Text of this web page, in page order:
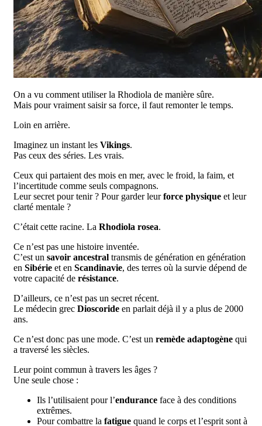
On a vu comment utiliser la Rhodiola de manière sûre.
Mais pour vraiment saisir sa force, il faut remonter le temps.
Loin en arrière.
Imaginez un instant les Vikings.
Pas ceux des séries. Les vrais.
Ceux qui partaient des mois en mer, avec le froid, la faim, et
l’incertitude comme seuls compagnons.
Leur secret pour tenir ? Pour garder leurforce physique et leur
clarté mentale ?
C’était cette racine. La Rhodiola rosea.
Ce n’est pas une histoire inventée.
C’est un savoir ancestral transmis de génération en génération
en Sibérie et en Scandinavie, des terres où la survie dépend de
votre capacité de résistance.
D’ailleurs, ce n’est pas un secret récent.
Le médecin grec Dioscoride en parlait déjà il y a plus de 2000
ans.
Ce n’est donc pas une mode. C’est un remède adaptogène qui
a traversé les siècles.
Leur point commun à travers les âges ?
Une seule chose :
Ils l’utilisaient pour l’endurance face à des conditions
extrêmes.
Pour combattre la fatigue quand le corps et l’esprit sont à